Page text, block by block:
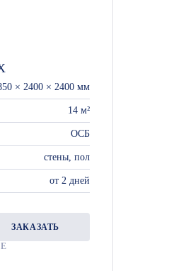
× 2400 × 2400 мм
14 м²
ОСБ
стены, пол
от 2 дней
ЗАКАЗАТЬ